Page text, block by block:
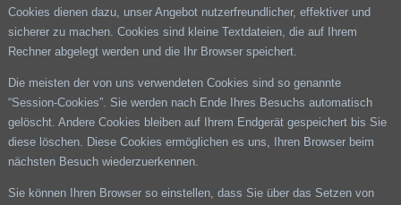
Cookies dienen dazu, unser Angebot nutzerfreundlicher, effektiver und
sicherer zu machen. Cookies sind kleine Textdateien, die auf Ihrem
Rechner abgelegt werden und die Ihr Browser speichert.
Die meisten der von uns verwendeten Cookies sind so genannte
“Session-Cookies”. Sie werden nach Ende Ihres Besuchs automatisch
gelöscht. Andere Cookies bleiben auf Ihrem Endgerät gespeichert bis Sie
diese löschen. Diese Cookies ermöglichen es uns, Ihren Browser beim
nächsten Besuch wiederzuerkennen.
Sie können Ihren Browser so einstellen, dass Sie über das Setzen von